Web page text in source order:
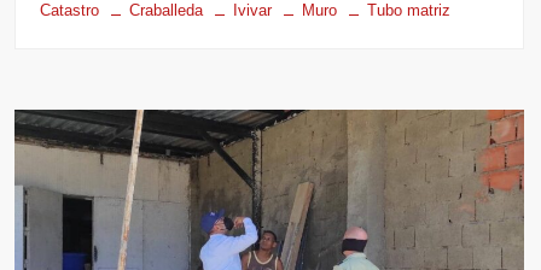
Catastro Craballeda Ivivar Muro Tubo matriz